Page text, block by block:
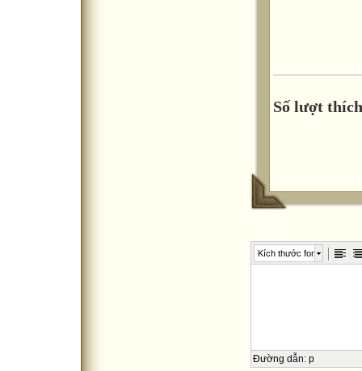
Số lượt
Kích thước font
Đường dẫn: p